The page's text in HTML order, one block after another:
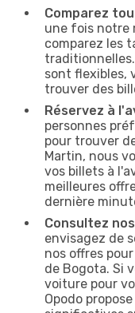
Comparez
une fois notre
comparez les
sont flexibles,
trouver des
Réservez à
personnes
pour trouver
Martin, nous
vos billets à
meilleures
dernière
Consultez
envisagez de
nos offres
de Bogota. Si
voiture pour
Opodo